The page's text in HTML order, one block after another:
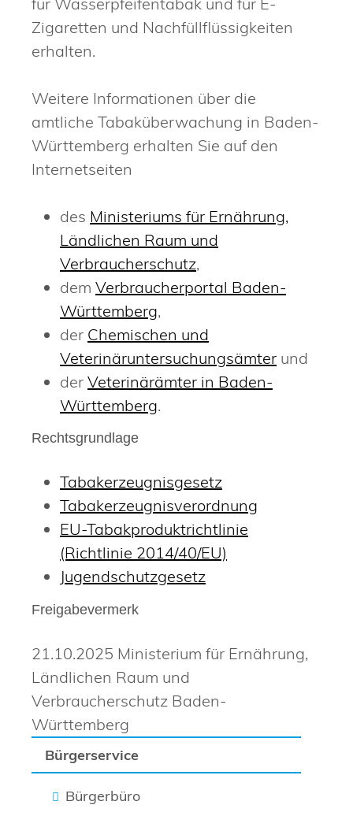
Bürgerservice
Bürgerbüro
Zigaretten und Nachfüllflüssigkeiten
erhalten.
Weitere Informationen über die
amtliche Tabaküberwachung in Baden-
Württemberg erhalten Sie auf den
Internetseiten
des Ministeriums für Ernährung,
Ländlichen Raum und
Verbraucherschutz,
dem Verbraucherportal Baden-
Württemberg,
der Chemischen und
Veterinäruntersuchungsämter und
der Veterinärämter in Baden-
Württemberg.
Rechtsgrundlage
Tabakerzeugnisgesetz
Tabakerzeugnisverordnung
EU-Tabakproduktrichtlinie
(Richtlinie 2014/40/EU)
Jugendschutzgesetz
Freigabevermerk
21.10.2025 Ministerium für Ernährung,
Ländlichen Raum und
Verbraucherschutz Baden-
Württemberg